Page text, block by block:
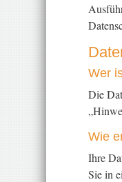
Wer
Die
Wie
Ihre
Sie in